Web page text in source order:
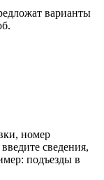
варианты
номер
сведения,
подъезды в